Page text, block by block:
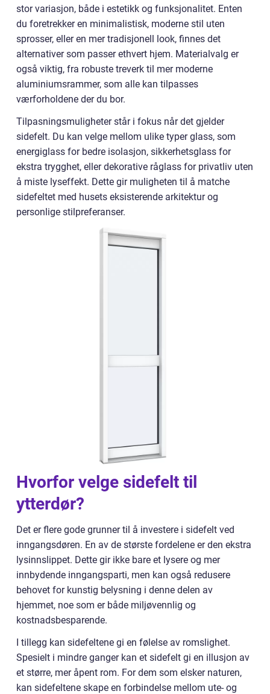
stor variasjon, både i estetikk og funksjonalitet. Enten
du foretrekker en minimalistisk, moderne stil uten
sprosser, eller en mer tradisjonell look, finnes det
alternativer som passer ethvert hjem. Materialvalg er
også viktig, fra robuste treverk til mer moderne
aluminiumsrammer, som alle kan tilpasses
værforholdene der du bor.
Tilpasningsmuligheter står i fokus når det gjelder
sidefelt. Du kan velge mellom ulike typer glass, som
energiglass for bedre isolasjon, sikkerhetsglass for
ekstra trygghet, eller dekorative råglass for privatliv uten
å miste lyseffekt. Dette gir muligheten til å matche
sidefeltet med husets eksisterende arkitektur og
personlige stilpreferanser.
Hvorfor velge sidefelt til
ytterdør?
Det er flere gode grunner til å investere i sidefelt ved
inngangsdøren. En av de største fordelene er den ekstra
lysinnslippet. Dette gir ikke bare et lysere og mer
innbydende inngangsparti, men kan også redusere
behovet for kunstig belysning i denne delen av
hjemmet, noe som er både miljøvennlig og
kostnadsbesparende.
I tillegg kan sidefeltene gi en følelse av romslighet.
Spesielt i mindre ganger kan et sidefelt gi en illusjon av
et større, mer åpent rom. For dem som elsker naturen,
kan sidefeltene skape en forbindelse mellom ute- og